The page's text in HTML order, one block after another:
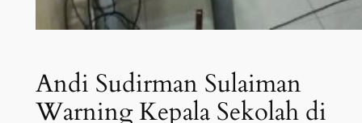
Andi Sudirman Sulaiman
Warning Kepala Sekolah di